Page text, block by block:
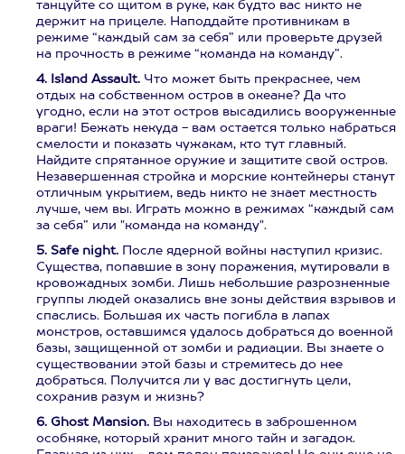
танцуйте со щитом в руке, как будто вас никто не
держит на прицеле. Наподдайте противникам в
режиме “каждый сам за себя” или проверьте друзей
на прочность в режиме “команда на команду”.
4. Island Assault. Что может быть прекраснее, чем
отдых на собственном остров в океане? Да что
угодно, если на этот остров высадились вооруженные
враги! Бежать некуда - вам остается только набраться
смелости и показать чужакам, кто тут главный.
Найдите спрятанное оружие и защитите свой остров.
Незавершенная стройка и морские контейнеры станут
отличным укрытием, ведь никто не знает местность
лучше, чем вы. Играть можно в режимах “каждый сам
за себя” или "команда на команду".
5. Safe night. После ядерной войны наступил кризис.
Существа, попавшие в зону поражения, мутировали в
кровожадных зомби. Лишь небольшие разрозненные
группы людей оказались вне зоны действия взрывов и
спаслись. Большая их часть погибла в лапах
монстров, оставшимся удалось добраться до военной
базы, защищенной от зомби и радиации. Вы знаете о
существовании этой базы и стремитесь до нее
добраться. Получится ли у вас достигнуть цели,
сохранив разум и жизнь?
6. Ghost Mansion. Вы находитесь в заброшенном
особняке, который хранит много тайн и загадок.